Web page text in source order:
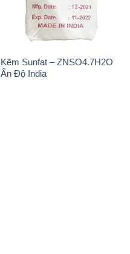
Kẽm Sunfat – ZNSO4.7H2O
Ấn Độ India